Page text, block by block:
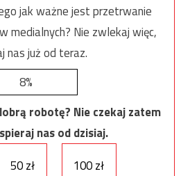
jak ważne jest przetrwanie
medialnych? Nie zwlekaj więc,
nas już od teraz.
8%
robotę? Nie czekaj zatem
nas od dzisiaj.
50 zł 100 zł